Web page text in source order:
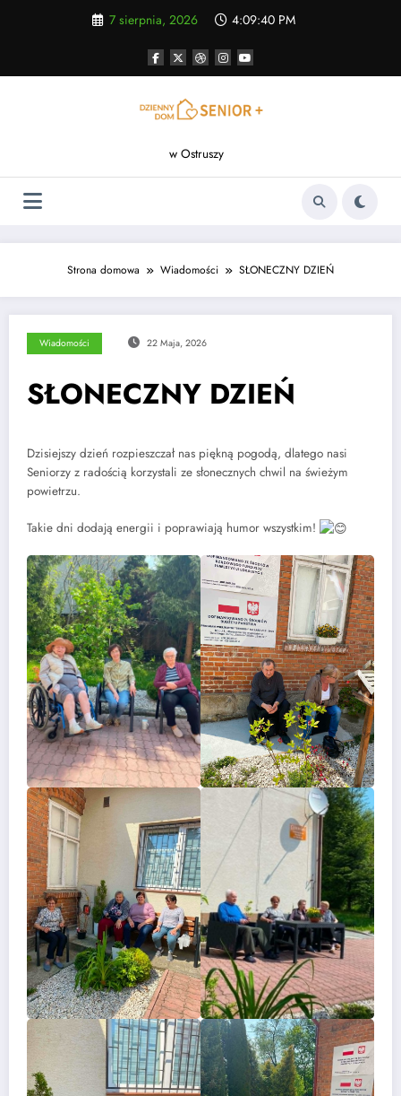
7 sierpnia, 2026 4:09:41 PM
w Ostruszy
Strona domowa Wiadomości SŁONECZNY DZIEŃ
Wiadomości 22 Maja, 2026
SŁONECZNY DZIEŃ
Dzisiejszy dzień rozpieszczał nas piękną pogodą, dlatego nasi
Seniorzy z radością korzystali ze słonecznych chwil na świeżym
powietrzu.
Takie dni dodają energii i poprawiają humor wszystkim!